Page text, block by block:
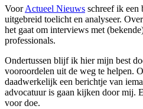
VoorActueel Nieuws schreef ik een
uitgebreid toelicht en analyseer.
het gaat om interviews met
professionals.
Ondertussen blijf ik hier mijn best
vooroordelen uit de weg te helpen.
daadwerkelijk een berichtje van
advocatuur is gaan kijken door mij.
voor doe.